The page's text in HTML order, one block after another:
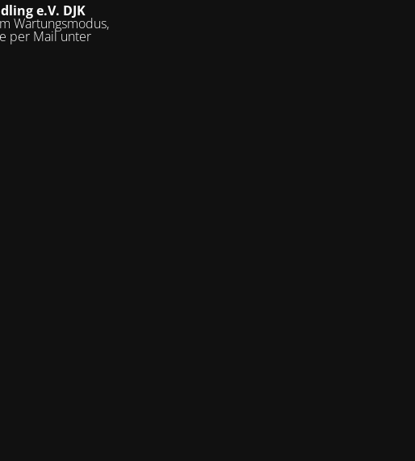
e.V. DJK
Wartungsmodus,
per Mail unter